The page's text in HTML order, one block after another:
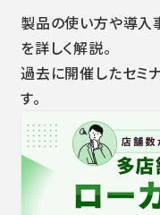
製品の使い方や導入
を詳しく解説。
過去に開催したセミ
す。